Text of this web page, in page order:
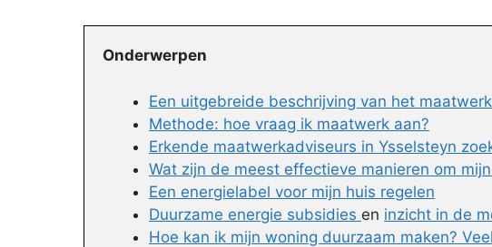
Onderwerpen
Een uitgebreide beschrijving van het
Methode: hoe vraag ik maatwerk aan?
Erkende maatwerkadviseurs in Ysselsteyn
Wat zijn de meest effectieve manieren om
Een energielabel voor mijn huis regelen
Duurzame energie subsidies en inzicht in de
Hoe kan ik mijn woning duurzaam maken?